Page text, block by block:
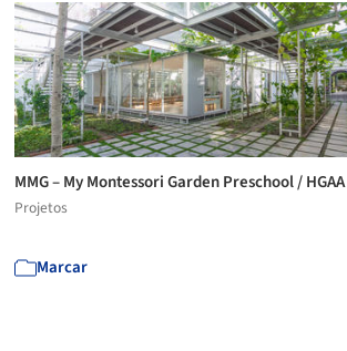
MMG – My Montessori Garden Preschool / HGAA
Projetos
Marcar